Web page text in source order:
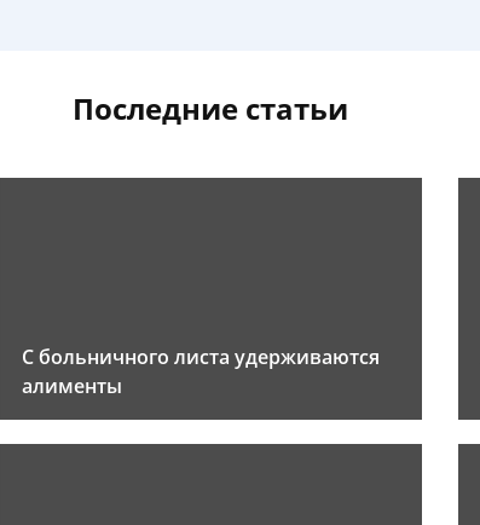
Последние статьи
С больничного листа удерживаются
алименты